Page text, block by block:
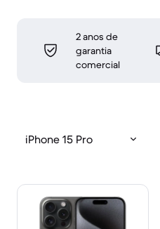
2 anos de
garantia
comercial
iPhone 15 Pro